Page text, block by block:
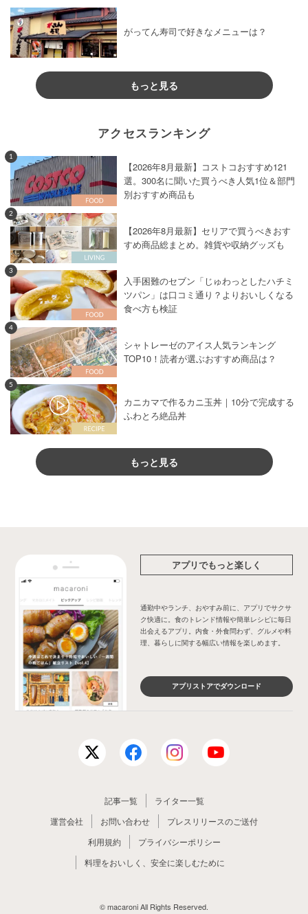
がってん寿司で好きなメニューは？
もっと見る
アクセスランキング
1
【2026年8月最新】コストコおすすめ121
選。300名に聞いた買うべき人気1位＆部門
別おすすめ商品も
2
【2026年8月最新】セリアで買うべきおす
すめ商品総まとめ。雑貨や収納グッズも
3
入手困難のセブン「じゅわっとしたハチミ
ツパン」は口コミ通り？よりおいしくなる
食べ方も検証
4
シャトレーゼのアイス人気ランキング
TOP10！読者が選ぶおすすめ商品は？
5
カニカマで作るカニ玉丼｜10分で完成する
ふわとろ絶品丼
もっと見る
アプリでもっと楽しく
通勤中やランチ、おやすみ前に、アプリでサクサ
ク快適に。食のトレンド情報や簡単レシピに毎日
出会えるアプリ。内食・外食問わず、グルメや料
理、暮らしに関する幅広い情報を楽しめます。
アプリストアでダウンロード
記事一覧
ライター一覧
運営会社
お問い合わせ
プレスリリースのご送付
利用規約
プライバシーポリシー
料理をおいしく、安全に楽しむために
© macaroni All Rights Reserved.